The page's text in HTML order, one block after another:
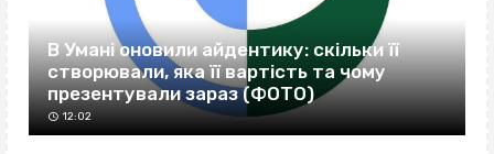
В Умані оновили айдентику: скільки її
створювали, яка її вартість та чому
презентували зараз (ФОТО)
12:02